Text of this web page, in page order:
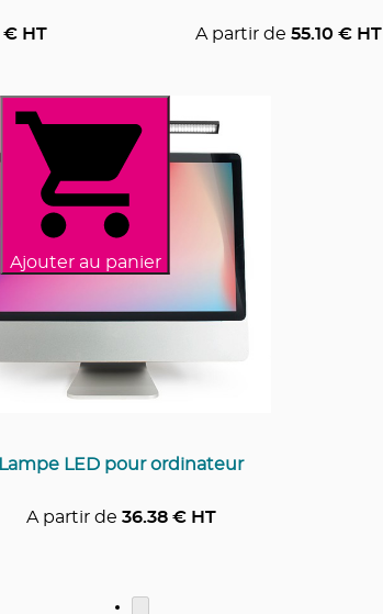
€ HT A partir de 55.10 € HT
Ajouter au panier
Lampe LED pour ordinateur
A partir de 36.38€ HT